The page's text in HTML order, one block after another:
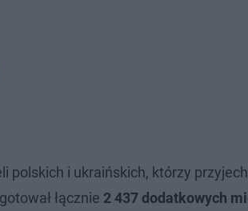
polskich i ukraińskich, którzy
łącznie 2 437 dodatkowych